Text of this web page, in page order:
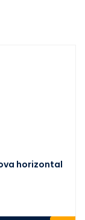
horizontal